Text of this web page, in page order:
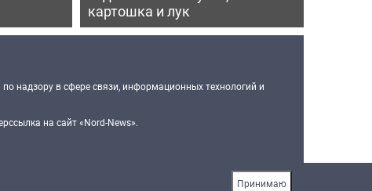
картошка и лук
надзору в сфере связи, информационных технологий и
на сайт «Nord-News».
Принимаю